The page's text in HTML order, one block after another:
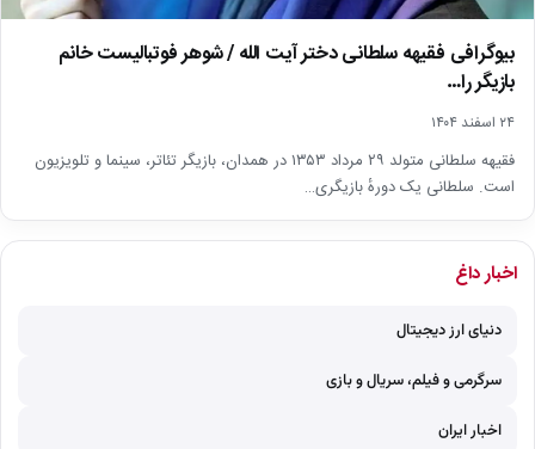
بیوگرافی فقیهه سلطانی دختر آیت الله / شوهر فوتبالیست خانم
بازیگر را…
۲۴ اسفند ۱۴۰۴
فقیهه سلطانی متولد ۲۹ مرداد ۱۳۵۳ در همدان، بازیگر تئاتر، سینما و تلویزیون
است. سلطانی یک دورهٔ بازیگری…
اخبار داغ
دنیای ارز دیجیتال
سرگرمی و فیلم، سریال و بازی
اخبار ایران